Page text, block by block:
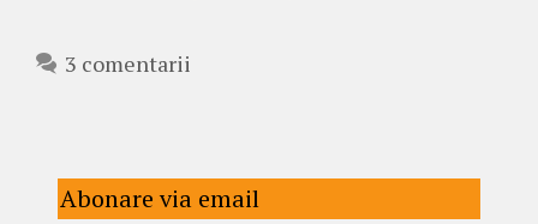
3 comentarii
Abonare via email